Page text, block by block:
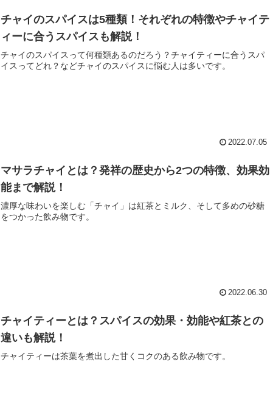
チャイのスパイスは5種類！それぞれの特徴やチャイテ
ィーに合うスパイスも解説！
チャイのスパイスって何種類あるのだろう？チャイティーに合うスパ
イスってどれ？などチャイのスパイスに悩む人は多いです。
2022.07.05
マサラチャイとは？発祥の歴史から2つの特徴、効果効
能まで解説！
濃厚な味わいを楽しむ「チャイ」は紅茶とミルク、そして多めの砂糖
をつかった飲み物です。
2022.06.30
チャイティーとは？スパイスの効果・効能や紅茶との
違いも解説！
チャイティーは茶葉を煮出した甘くコクのある飲み物です。